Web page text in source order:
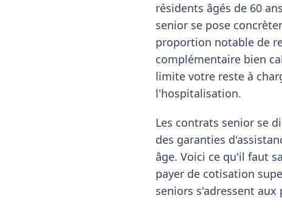
résidents âgés de 60
senior se pose
proportion notable de
complémentaire bien
limite votre reste à
l'hospitalisation.
Les contrats senior se
des garanties
âge. Voici ce qu'il faut
payer de cotisation
seniors s'adressent aux